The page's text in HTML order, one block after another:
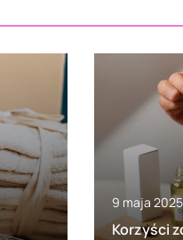
9 maja 2025
Korzyści